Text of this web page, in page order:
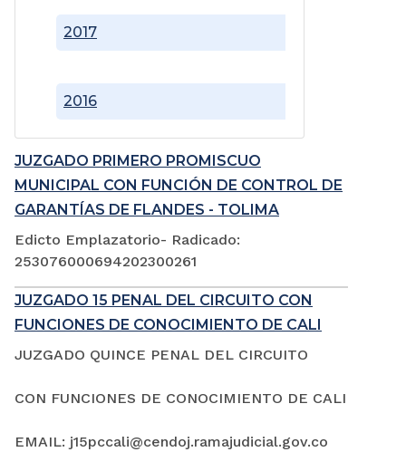
2016
2017
JUZGADO PRIMERO PROMISCUO
MUNICIPAL CON FUNCIÓN DE CONTROL DE
GARANTÍAS DE FLANDES - TOLIMA
Edicto Emplazatorio- Radicado:
253076000694202300261
JUZGADO 15 PENAL DEL CIRCUITO CON
FUNCIONES DE CONOCIMIENTO DE CALI
JUZGADO QUINCE PENAL DEL CIRCUITO
CON FUNCIONES DE CONOCIMIENTO DE CALI
EMAIL: j15pccali@cendoj.ramajudicial.gov.co